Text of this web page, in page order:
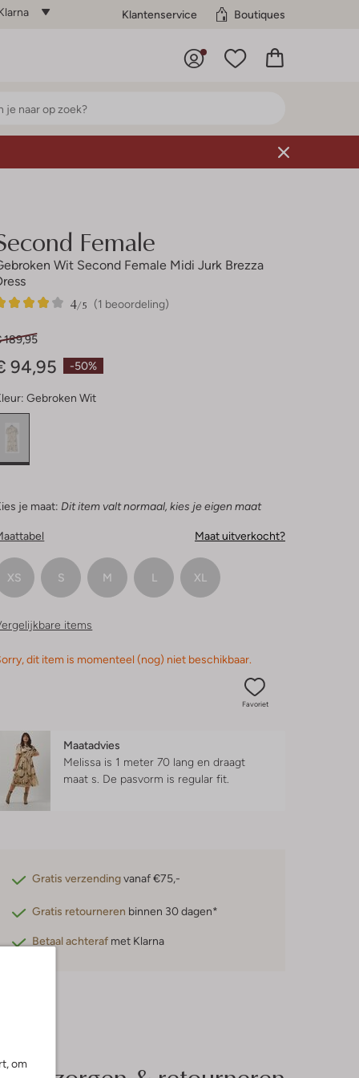
Klantenservice Boutiques
om
Female
Wit Second Female Midi Jurk Brezza
(1 beoordeling)
4/5
-50%
189,95
94,95
Gebroken Wit
je maat: Dit item valt normaal, kies je eigen maat
Maat uitverkocht?
XS S M L XL
items
dit item is momenteel (nog) niet beschikbaar.
Favoriet
Maatadvies
Melissa is 1 meter 70 lang en draagt
maat s. De pasvorm is regular fit
Gratis verzendingvanaf €75,-
Gratis retourneren binnen 30 dagen*
Betaal achteraf met Klarna